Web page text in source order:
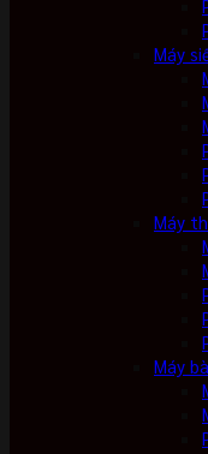
Máy
Máy
Máy